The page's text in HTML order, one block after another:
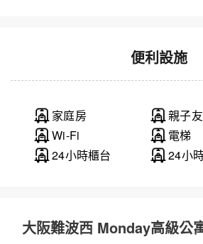
便利設施
家庭房
親子
Wi-Fi
電梯
24小時櫃台
24小
大阪難波西 Monday高級公